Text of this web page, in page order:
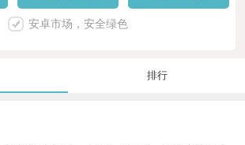
安卓市场，安全绿色
排行